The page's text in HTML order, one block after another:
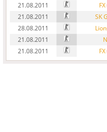
21.08.2011 FX
21.08.2011
SK
28.08.2011
21.08.2011
21.08.2011
FX